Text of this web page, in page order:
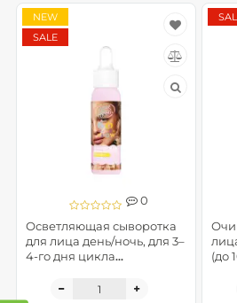
0
Осветляющая сыворотка
для лица день/ночь, для 3–
4-го дня цикла
with the flow
NEW
SALE
(до